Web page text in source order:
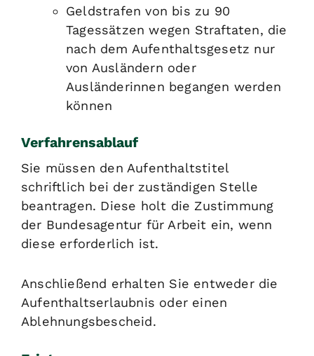
Geldstrafen von bis zu 90
Tagessätzen wegen Straftaten, die
nach dem Aufenthaltsgesetz nur
von Ausländern oder
Ausländerinnen begangen werden
können
Verfahrensablauf
Sie müssen den Aufenthaltstitel
schriftlich bei der zuständigen Stelle
beantragen. Diese holt die Zustimmung
der Bundesagentur für Arbeit ein, wenn
diese erforderlich ist.
Anschließend erhalten Sie entweder die
Aufenthaltserlaubnis oder einen
Ablehnungsbescheid.